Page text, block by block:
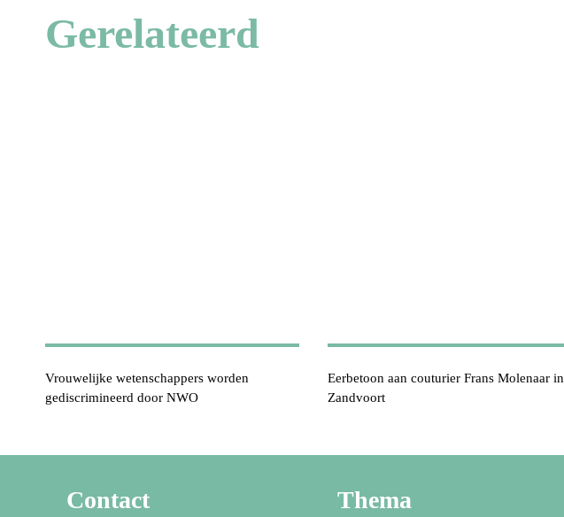
Gerelateerd
Vrouwelijke wetenschappers worden
gediscrimineerd door NWO
Eerbetoon aan couturier Frans Molenaar in
Zandvoort
Contact Thema